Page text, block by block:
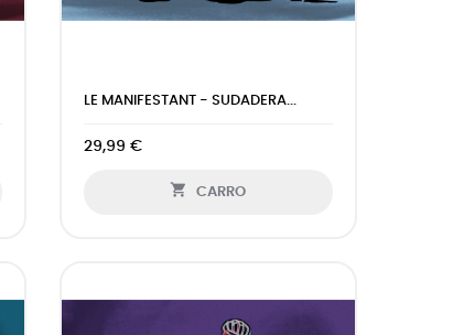
LE MANIFESTANT - SUDADERA...
29,99 €
 CARRO